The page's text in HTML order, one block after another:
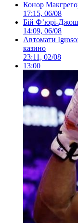
Конор
17:15, 06/08
Бій Ф’юрі-
14:09, 06/08
Автомати
казино
23:11, 02/08
13:00